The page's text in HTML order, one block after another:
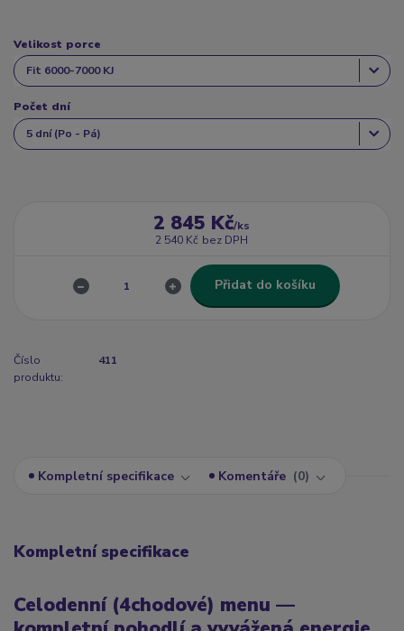
Velikost porce
Počet dní
2 845 Kč/ks
2 540 Kč bez DPH
Přidat do košíku
Číslo
produktu:
411
Kompletní specifikace Komentáře 0
Kompletní specifikace
Celodenní (4chodové) menu —